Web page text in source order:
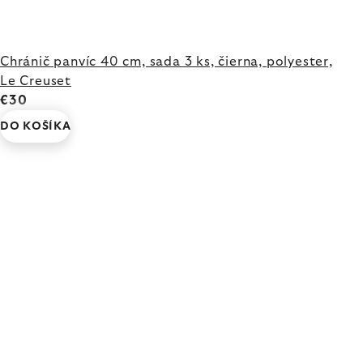
Chránič panvíc 40 cm, sada 3 ks, čierna, polyester,
Le Creuset
€30
DO KOŠÍKA